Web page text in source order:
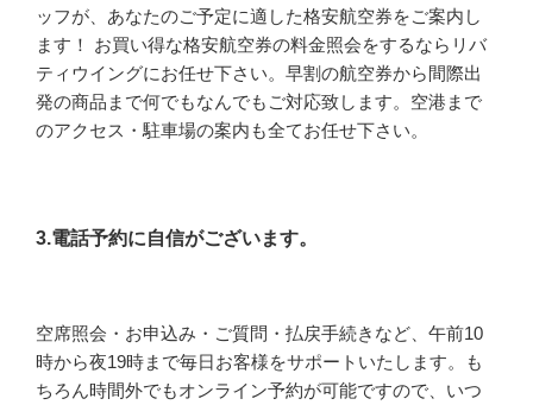
ッフが、あなたのご予定に適した格安航空券をご案内し
ます！ お買い得な格安航空券の料金照会をするならリバ
ティウイングにお任せ下さい。早割の航空券から間際出
発の商品まで何でもなんでもご対応致します。空港まで
のアクセス・駐車場の案内も全てお任せ下さい。
3.電話予約に自信がございます。
空席照会・お申込み・ご質問・払戻手続きなど、午前10
時から夜19時まで毎日お客様をサポートいたします。も
ちろん時間外でもオンライン予約が可能ですので、いつ